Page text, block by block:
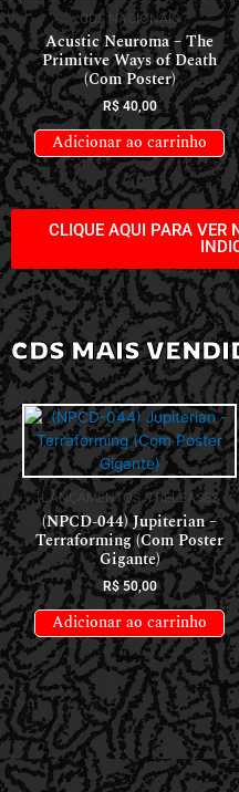
CDS NACIONAIS
Acustic Neuroma – The
Primitive Ways of Death
(Com Poster)
R$40,00
Adicionar ao carrinho
CLIQUE AQUI PARA VER
CDS MAIS
LANÇAMENTOS // RELEASES
(NPCD-044) Jupiterian –
Terraforming (Com Poster
Gigante)
R$50,00
Adicionar ao carrinho